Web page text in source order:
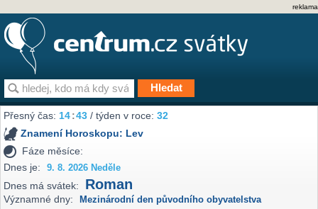
reklama
Přesný čas:14:43 / týden v roce:32
Znamení Horoskopu: Lev
Fáze měsíce:
Dnes je:
9. 8. 2026 Neděle
Dnes má svátek: Roman
Významné dny: Mezinárodní den původního obyvatelstva